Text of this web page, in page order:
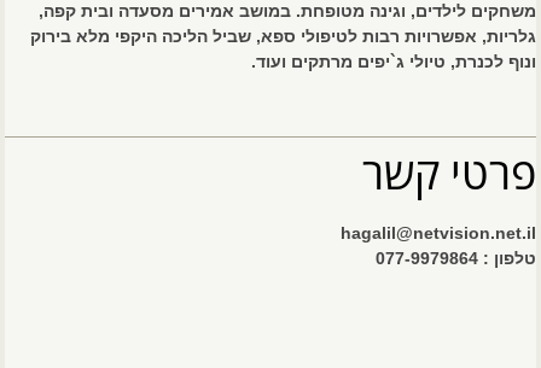
משחקים לילדים, וגינה מטופחת. במושב אמירים מסעדה ובית קפה,
גלריות, אפשרויות רבות לטיפולי ספא, שביל הליכה היקפי מלא בירוק
ונוף לכנרת, טיולי ג`יפים מרתקים ועוד.
פרטי קשר
hagalil@netvision.net.il
טלפון : 077-9979864